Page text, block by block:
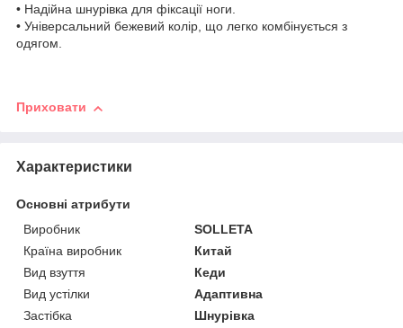
• Надійна шнурівка для фіксації ноги.
• Універсальний бежевий колір, що легко комбінується з
одягом.
Приховати
Характеристики
Основні атрибути
Виробник
SOLLETA
Країна виробник
Китай
Вид взуття
Кеди
Вид устілки
Адаптивна
Застібка
Шнурівка